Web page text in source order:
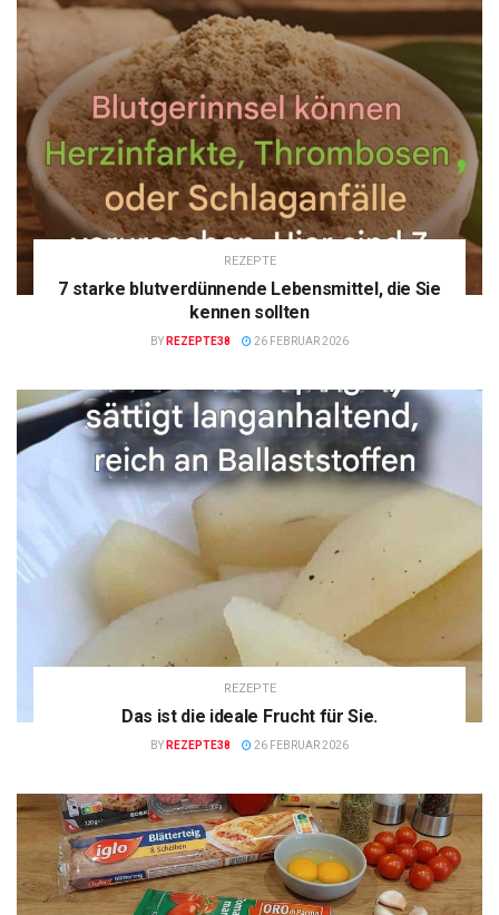
REZEPTE
7 starke blutverdünnende Lebensmittel, die Sie
kennen sollten
BY REZEPTE38 26 FEBRUAR 2026
REZEPTE
Das ist die ideale Frucht für Sie.
BY REZEPTE38 26 FEBRUAR 2026